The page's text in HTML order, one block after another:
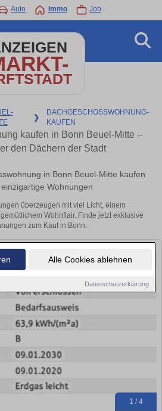
Alle Cookies ablehnen
Datenschutzerklärung
Auto Immo Job
❯
DACHGESCHOSSWOHNUNG-
KAUFEN
kaufen in Bonn Beuel-Mitte –
den Dächern der Stadt
in Bonn Beuel-Mitte kaufen
Wohnungen
überzeugen mit viel Licht, einem
Wohnflair. Finde jetzt exklusive
zum Kauf in Bonn.
1 / 4